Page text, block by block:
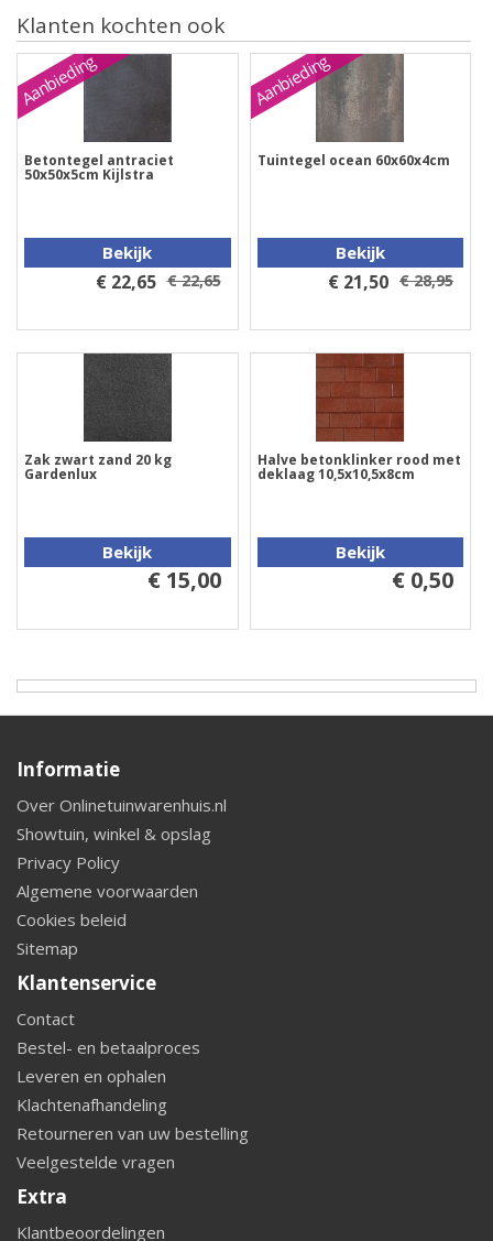
Klanten kochten ook
Aanbieding
Betontegel antraciet
50x50x5cm Kijlstra
Bekijk
€ 22,65 € 22,65
Aanbieding
Tuintegel ocean 60x60x4cm
Bekijk
€ 21,50 € 28,95
Zak zwart zand 20 kg
Gardenlux
Bekijk
€ 15,00
Halve betonklinker rood met
deklaag 10,5x10,5x8cm
Bekijk
€ 0,50
Informatie
Over Onlinetuinwarenhuis.nl
Showtuin, winkel & opslag
Privacy Policy
Algemene voorwaarden
Cookies beleid
Sitemap
Klantenservice
Contact
Bestel- en betaalproces
Leveren en ophalen
Klachtenafhandeling
Retourneren van uw bestelling
Veelgestelde vragen
Extra
Klantbeoordelingen